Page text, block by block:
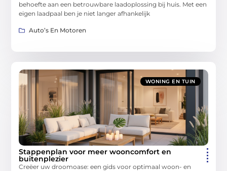
behoefte aan een betrouwbare laadoplossing bij huis. Met een
eigen laadpaal ben je niet langer afhankelijk
Auto’s En Motoren
WONING EN TUIN
Stappenplan voor meer wooncomfort en
buitenplezier
Creëer uw droomoase: een gids voor optimaal woon- en